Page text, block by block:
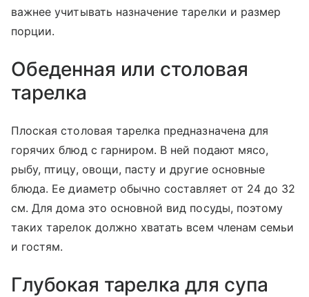
важнее учитывать назначение тарелки и размер
порции.
Обеденная или столовая
тарелка
Плоская столовая тарелка предназначена для
горячих блюд с гарниром. В ней подают мясо,
рыбу, птицу, овощи, пасту и другие основные
блюда. Ее диаметр обычно составляет от 24 до 32
см. Для дома это основной вид посуды, поэтому
таких тарелок должно хватать всем членам семьи
и гостям.
Глубокая тарелка для супа